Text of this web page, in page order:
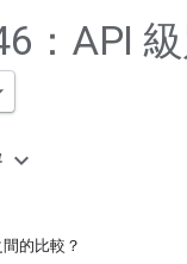
：API
的比較？